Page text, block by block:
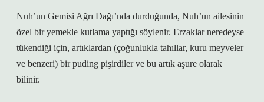
Nuh’un Gemisi Ağrı Dağı’nda durduğunda, Nuh’un ailesinin
özel bir yemekle kutlama yaptığı söylenir. Erzaklar neredeyse
tükendiği için, artıklardan (çoğunlukla tahıllar, kuru meyveler
ve benzeri) bir puding pişirdiler ve bu artık aşure olarak
bilinir.